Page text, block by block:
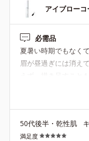
アイブローコ
必需品
夏暑い時期でもなく
眉が昼過ぎには消え
えず、描き足すこと
50代後半・乾性肌
満足度